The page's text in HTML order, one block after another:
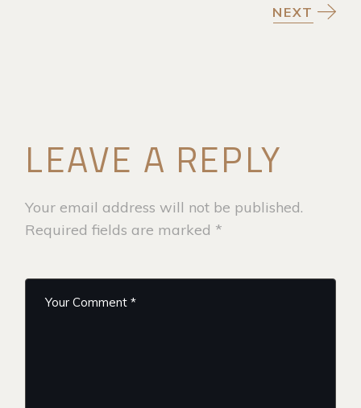
NEXT
LEAVE A REPLY
Your email address will not be published.
Required fields are marked *